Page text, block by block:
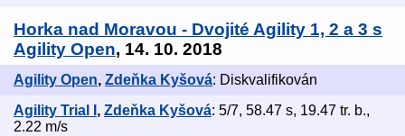
Horka nad Moravou - Dvojité Agility 1, 2 a 3 s
Agility Open, 14. 10. 2018
Agility Open, Zdeňka Kyšová: Diskvalifikován
Agility Trial I , Zdeňka Kyšová: 5/7, 58.47 s, 19.47 tr. b.,
2.22 m/s